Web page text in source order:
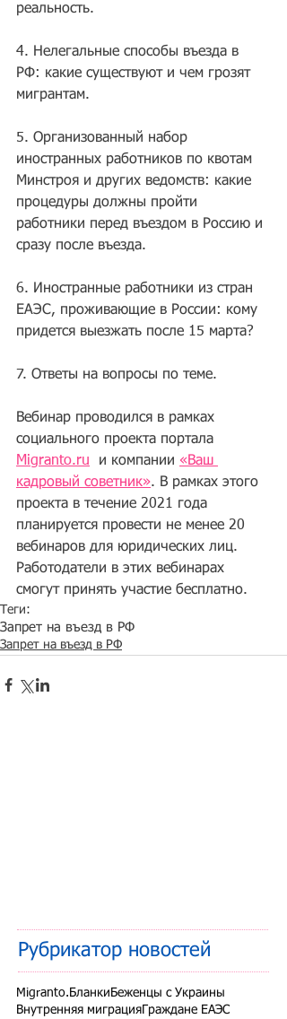
реальность.
4. Нелегальные способы въезда в
РФ: какие существуют и чем грозят
мигрантам.
5. Организованный набор
иностранных работников по квотам
Минстроя и других ведомств: какие
процедуры должны пройти
работники перед въездом в Россию и
сразу после въезда.
6. Иностранные работники из стран
ЕАЭС, проживающие в России: кому
придется выезжать после 15 марта?
7. Ответы на вопросы по теме.
Вебинар проводился в рамках
социального проекта портала
Migranto.ru
  и компании
«Ваш
кадровый советник». В рамках этого
проекта в течение 2021 года
планируется провести не менее 20
вебинаров для юридических лиц.
Работодатели в этих вебинарах
смогут принять участие бесплатно.
Теги:
Запрет на въезд в РФ
Запрет на въезд в РФ
Рубрикатор новостей
Migranto.Бланки Беженцы с Украины
Внутренняя миграцияГраждане ЕАЭС